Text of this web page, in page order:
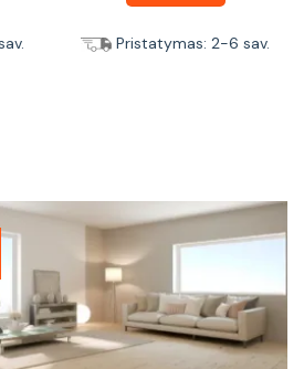
Pristatymas: 2-6 sav.